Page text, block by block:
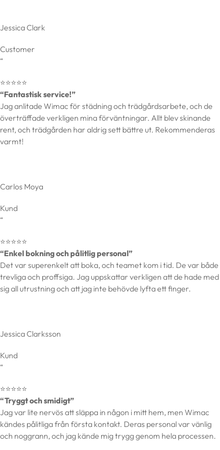
Jessica Clark
Customer
“
⭐️⭐️⭐️⭐️⭐️
“Fantastisk service!”
Jag anlitade Wimac för städning och trädgårdsarbete, och de
överträffade verkligen mina förväntningar. Allt blev skinande
rent, och trädgården har aldrig sett bättre ut. Rekommenderas
varmt!
Carlos Moya
Kund
“
⭐️⭐️⭐️⭐️⭐️
“Enkel bokning och pålitlig personal”
Det var superenkelt att boka, och teamet kom i tid. De var både
trevliga och proffsiga. Jag uppskattar verkligen att de hade med
sig all utrustning och att jag inte behövde lyfta ett finger.
Jessica Clarksson
Kund
“
⭐️⭐️⭐️⭐️⭐️
“Tryggt och smidigt”
Jag var lite nervös att släppa in någon i mitt hem, men Wimac
kändes pålitliga från första kontakt. Deras personal var vänlig
och noggrann, och jag kände mig trygg genom hela processen.